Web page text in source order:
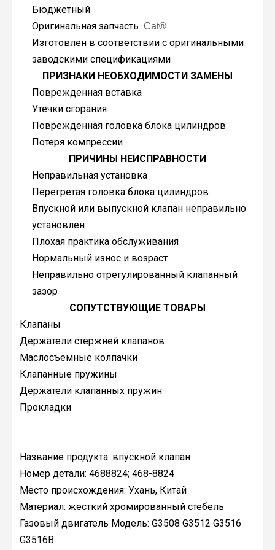
Бюджетный
Оригинальная запчасть Cat®
Изготовлен в соответствии с оригинальными
заводскими спецификациями
ПРИЗНАКИ НЕОБХОДИМОСТИ ЗАМЕНЫ
Поврежденная вставка
Утечки сгорания
Поврежденная головка блока цилиндров
Потеря компрессии
ПРИЧИНЫ НЕИСПРАВНОСТИ
Неправильная установка
Перегретая головка блока цилиндров
Впускной или выпускной клапан неправильно
установлен
Плохая практика обслуживания
Нормальный износ и возраст
Неправильно отрегулированный клапанный
зазор
СОПУТСТВУЮЩИЕ ТОВАРЫ
Клапаны
Держатели стержней клапанов
Маслосъемные колпачки
Клапанные пружины
Держатели клапанных пружин
Прокладки
Название продукта: впускной клапан
Номер детали: 4688824; 468-8824
Место происхождения: Ухань, Китай
Материал: жесткий хромированный стебель
Газовый двигатель Модель: G3508 G3512 G3516
G3516B